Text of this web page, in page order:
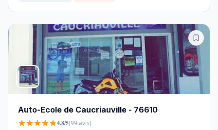
Auto-Ecole de Caucriauville - 76610
4.8/5(99 avis)